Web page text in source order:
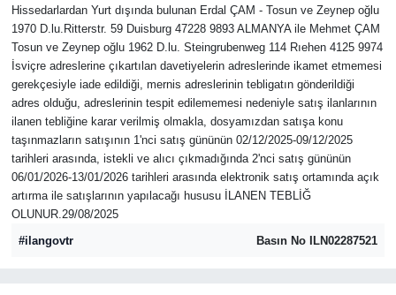
Hissedarlardan Yurt dışında bulunan Erdal ÇAM - Tosun ve Zeynep oğlu
1970 D.lu.Ritterstr. 59 Duisburg 47228 9893 ALMANYA ile Mehmet ÇAM
Tosun ve Zeynep oğlu 1962 D.lu. Steingrubenweg 114 Rıehen 4125 9974
İsviçre adreslerine çıkartılan davetiyelerin adreslerinde ikamet etmemesi
gerekçesiyle iade edildiği, mernis adreslerinin tebligatın gönderildiği
adres olduğu, adreslerinin tespit edilememesi nedeniyle satış ilanlarının
ilanen tebliğine karar verilmiş olmakla, dosyamızdan satışa konu
taşınmazların satışının 1'nci satış gününün 02/12/2025-09/12/2025
tarihleri arasında, istekli ve alıcı çıkmadığında 2'nci satış gününün
06/01/2026-13/01/2026 tarihleri arasında elektronik satış ortamında açık
artırma ile satışlarının yapılacağı hususu İLANEN TEBLİĞ
OLUNUR.29/08/2025
#ilangovtr
Basın No ILN02287521
ÖZEL HABER
SAĞLIK
SİYASET
SPOR
SÜRMANŞET